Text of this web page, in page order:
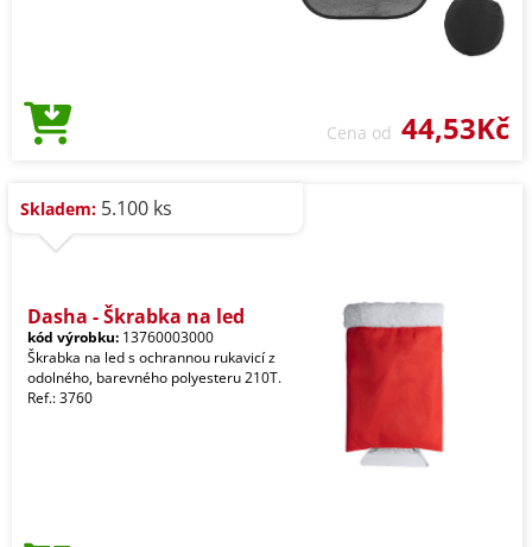
Cena od 44,53Kč
Skladem: 5.100 ks
Dasha - Škrabka na led
kód výrobku: 13760003000
Škrabka na led s ochrannou rukavicí z
odolného, barevného polyesteru 210T.
Ref.: 3760